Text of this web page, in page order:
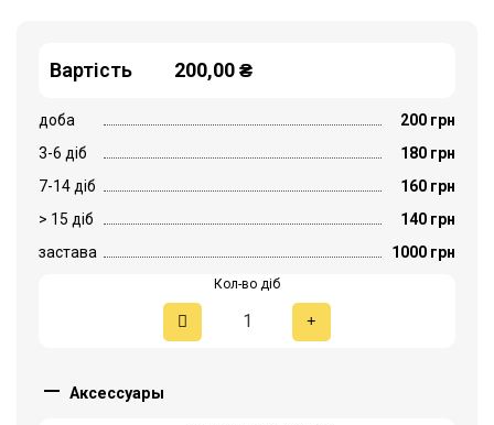
Вартість 200,00 ₴
доба
200 грн
3-6 діб
180 грн
7-14 діб
160 грн
> 15 діб
140 грн
застава
1000 грн
Кол-во діб
 Аксессуары